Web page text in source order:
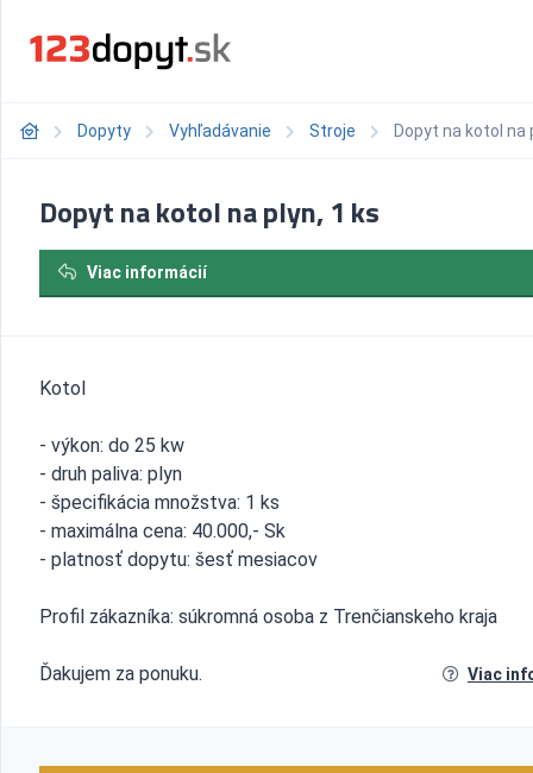
Dopyty Vyhľadávanie Stroje Dopyt na kotol na
Dopyt na kotol na plyn, 1 ks
Viac informácií
Kotol
- výkon: do 25 kw
- druh paliva: plyn
- špecifikácia množstva: 1 ks
- maximálna cena: 40.000,- Sk
- platnosť dopytu: šesť mesiacov
Profil zákazníka: súkromná osoba z Trenčianskeho kraja
Ďakujem za ponuku. Viac